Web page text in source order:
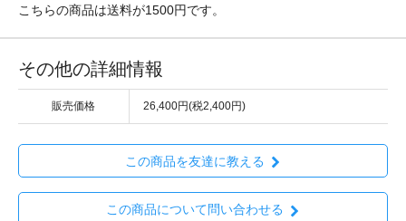
こちらの商品は送料が1500円です。
その他の詳細情報
販売価格 26,400円(税2,400円)
この商品を友達に教える
この商品について問い合わせる